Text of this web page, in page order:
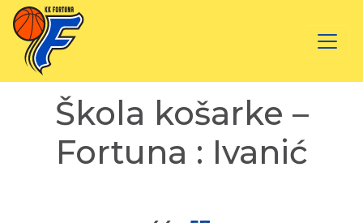
Škola košarke –
Fortuna : Ivanić